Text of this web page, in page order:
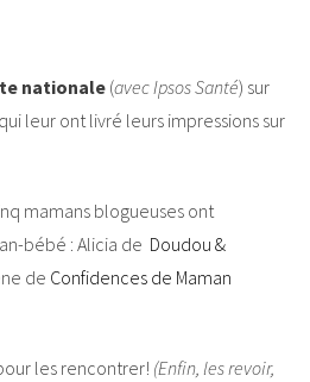
nationale (avec Ipsos Santé) sur
leur ont livré leurs impressions sur
mamans blogueuses ont
bébé : Alicia de Doudou &
de Confidences de Maman
les rencontrer! (Enfin, les revoir,